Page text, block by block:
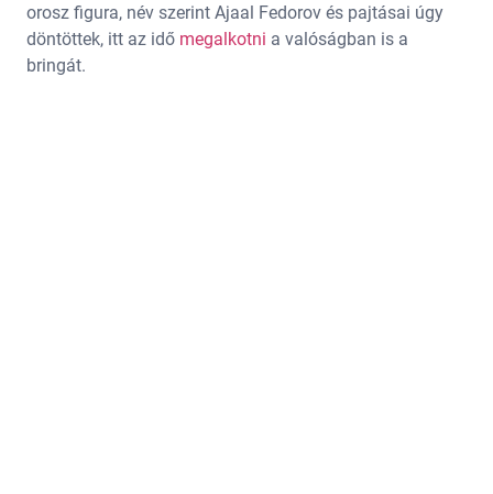
orosz figura, név szerint Ajaal Fedorov és pajtásai úgy
döntöttek, itt az idő megalkotni a valóságban is a
bringát.